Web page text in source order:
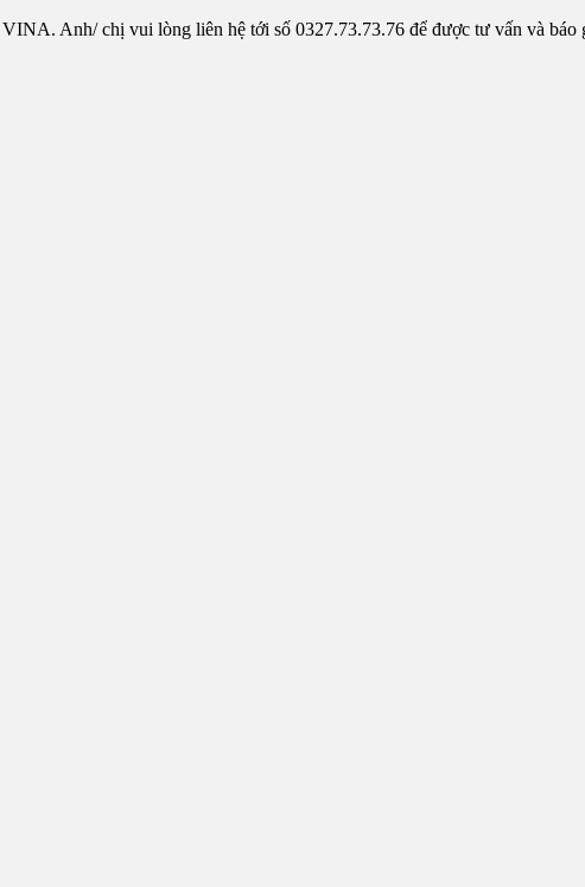
Anh/ chị vui lòng liên hệ tới số 0327.73.73.76 để được tư vấn và báo